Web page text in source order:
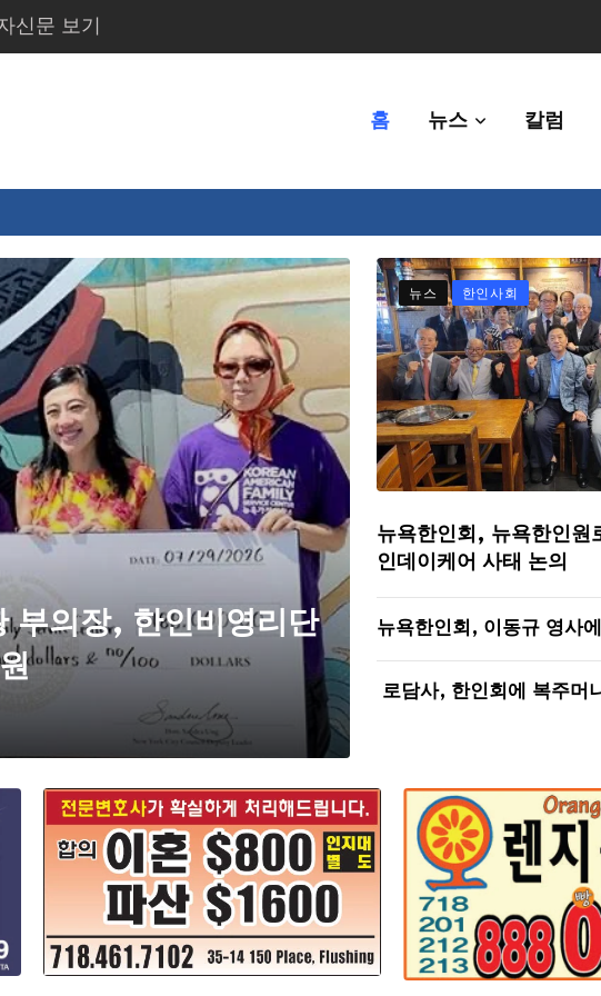
신문 보기
홈 뉴스 칼럼
부의장, 한인비영리단체에 36만불 예산 지원
부의장, 한인비영리단
뉴스 한인사회
뉴욕한인회, 뉴욕한인원
인데이케어 사태 논의
뉴욕한인회, 이동규 영사
로담사, 한인회에 복주